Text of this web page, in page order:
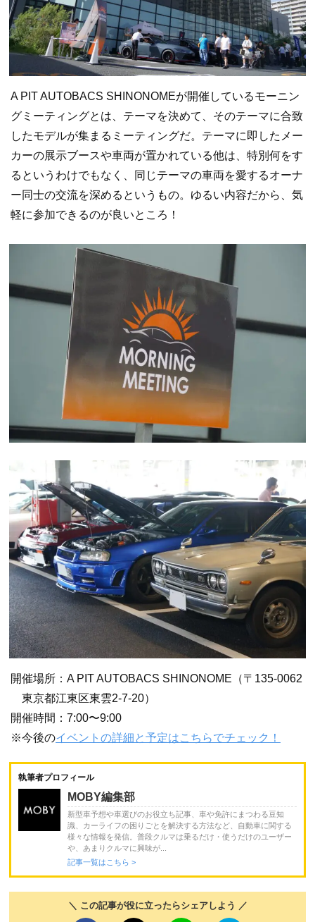
A PIT AUTOBACS SHINONOMEが開催しているモーニン
グミーティングとは、テーマを決めて、そのテーマに合致
したモデルが集まるミーティングだ。テーマに即したメー
カーの展示ブースや車両が置かれている他は、特別何をす
るというわけでもなく、同じテーマの車両を愛するオーナ
ー同士の交流を深めるというもの。ゆるい内容だから、気
軽に参加できるのが良いところ！
開催場所：A PIT AUTOBACS SHINONOME（〒135-0062
東京都江東区東雲2-7-20）
開催時間：7:00〜9:00
※今後のイベントの詳細と予定はこちらでチェック！
執筆者プロフィール
MOBY編集部
新型車予想や車選びのお役立ち記事、車や免許にまつわる豆知
識、カーライフの困りごとを解決する方法など、自動車に関する
様々な情報を発信。普段クルマは乗るだけ・使うだけのユーザー
や、あまりクルマに興味が...
記事一覧はこちら >
＼ この記事が役に立ったらシェアしよう ／